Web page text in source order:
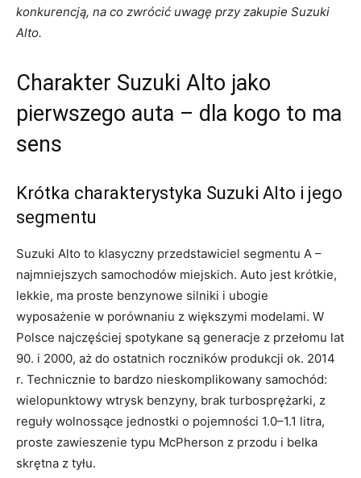
konkurencją, na co zwrócić uwagę przy zakupie Suzuki
Alto.
Charakter Suzuki Alto jako
pierwszego auta – dla kogo to ma
sens
Krótka charakterystyka Suzuki Alto i jego
segmentu
Suzuki Alto to klasyczny przedstawiciel segmentu A –
najmniejszych samochodów miejskich. Auto jest krótkie,
lekkie, ma proste benzynowe silniki i ubogie
wyposażenie w porównaniu z większymi modelami. W
Polsce najczęściej spotykane są generacje z przełomu lat
90. i 2000, aż do ostatnich roczników produkcji ok. 2014
r. Technicznie to bardzo nieskomplikowany samochód:
wielopunktowy wtrysk benzyny, brak turbosprężarki, z
reguły wolnossące jednostki o pojemności 1.0–1.1 litra,
proste zawieszenie typu McPherson z przodu i belka
skrętna z tyłu.